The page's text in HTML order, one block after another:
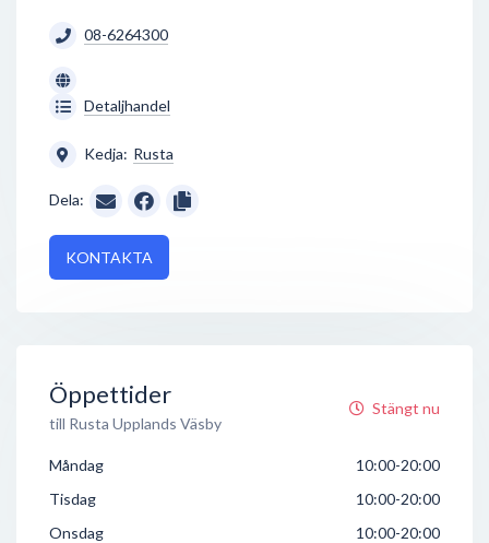
08-6264300
Detaljhandel
Kedja: Rusta
Dela:
KONTAKTA
Öppettider
till Rusta Upplands Väsby
Stängt nu
Måndag
10:00-20:00
Tisdag
10:00-20:00
Onsdag
10:00-20:00